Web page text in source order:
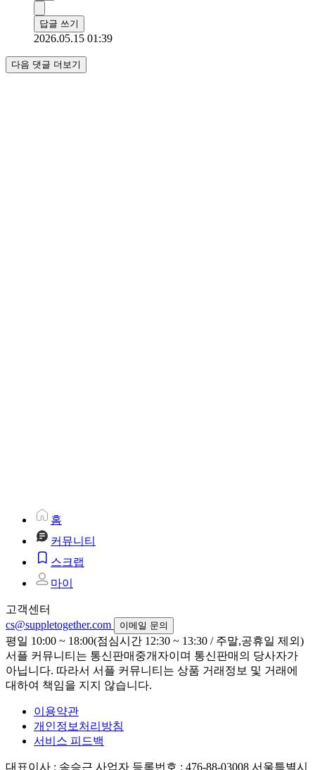
답글 쓰기
2026.05.15 01:39
다음 댓글 더보기
홈
커뮤니티
스크랩
마이
고객센터
cs@suppletogether.com
이메일 문의
평일 10:00 ~ 18:00(점심시간 12:30 ~ 13:30 / 주말,공휴일 제외)
서플 커뮤니티는 통신판매중개자이며 통신판매의 당사자가
아닙니다. 따라서 서플 커뮤니티는 상품 거래정보 및 거래에
대하여 책임을 지지 않습니다.
이용약관
개인정보처리방침
서비스 피드백
대표이사 : 송승근 사업자 등록번호 : 476-88-03008 서울특별시